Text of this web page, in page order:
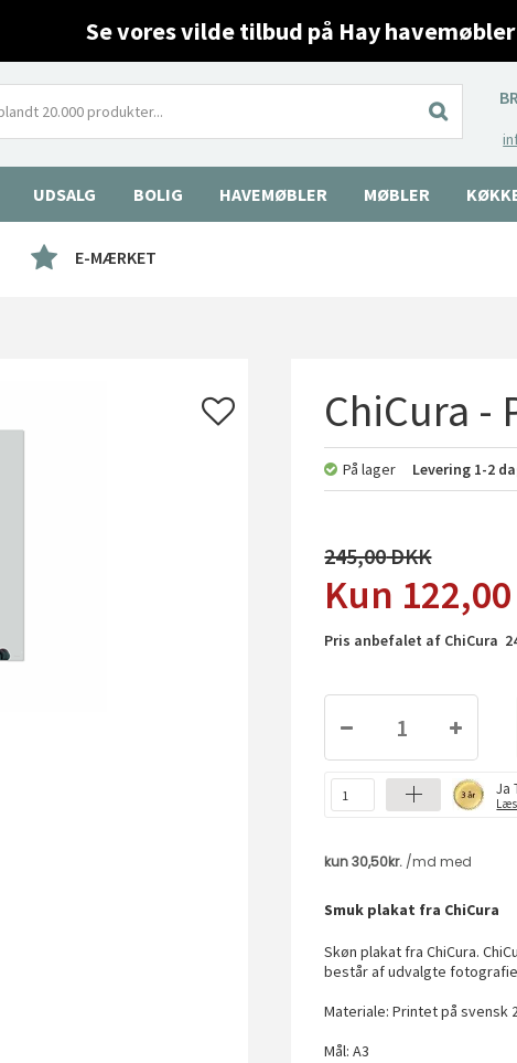
Se vores vilde tilbud på Hay
UDSALG BOLIG HAVEMØBLER MØBLER
E-MÆRKET
ChiCura -
På lager Levering 1-2
245,00
122,00
Pris anbefalet af ChiCura
Ja
Smuk plakat fra ChiCura
Skøn plakat fra ChiCura.
består af udvalgte
Materiale: Printet på
Mål: A3